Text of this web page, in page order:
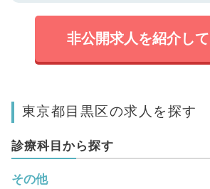
非公開求人を紹介し
東京都目黒区の求人を探す
診療科目から探す
その他